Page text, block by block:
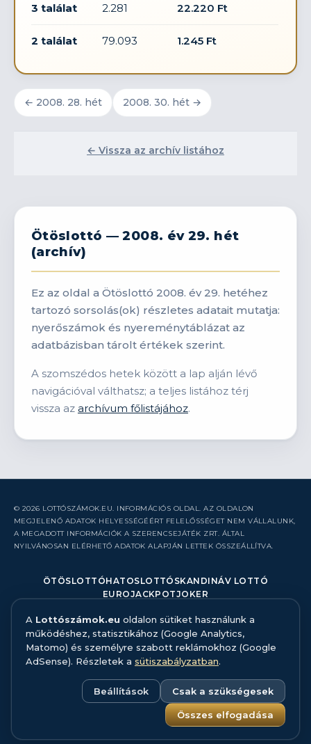
3 találat 2.281 22.220 Ft
2 találat 79.093 1.245 Ft
← 2008. 28. hét 2008. 30. hét →
← Vissza az archív listához
Ötöslottó — 2008. év 29. hét
(archív)
Ez az oldal a Ötöslottó 2008. év 29. hetéhez
tartozó sorsolás(ok) részletes adatait mutatja:
nyerőszámok és nyereménytáblázat az
adatbázisban tárolt értékek szerint.
A szomszédos hetek között a lap alján lévő
navigációval válthatsz; a teljes listához térj
vissza az archívum főlistájához.
© 2026 LOTTÓSZÁMOK.EU. INFORMÁCIÓS OLDAL. AZ OLDALON
MEGJELENŐ ADATOK HELYESSÉGÉÉRT FELELŐSSÉGET NEM VÁLLALUNK,
A MEGADOTT INFORMÁCIÓK A SZERENCSEJÁTÉK ZRT. ÁLTAL
NYILVÁNOSAN ELÉRHETŐ ADATOK ALAPJÁN LETTEK ÖSSZEÁLLÍTVA.
ÖTÖSLOTTÓHATOSLOTTÓ SKANDINÁV LOTTÓ
EUROJACKPOTJOKER
RÓLUNK
KAPCSOLAT
HIBABEJELENTÉS
ADATFORRÁS ÉS MÓDSZERTAN
ADATKEZELÉS
SÜTISZABÁLYZAT
A Lottószámok.eu oldalon sütiket használunk a
működéshez, statisztikához (Google Analytics,
Matomo) és személyre szabott reklámokhoz (Google
AdSense). Részletek a sütiszabályzatban.
Beállítások Csak a szükségesek
Összes elfogadása